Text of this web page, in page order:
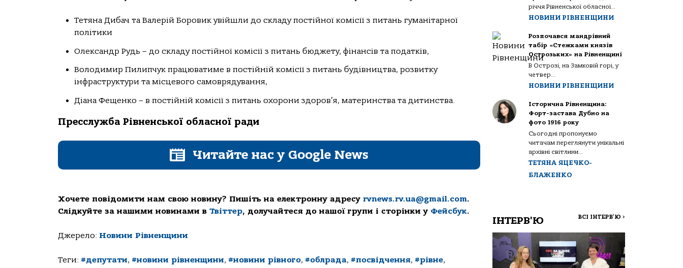
Тетяна Дибач та Валерій Боровик увійшли до складу постійної комісії з питань гуманітарної
політики
Олександр Рудь – до складу постійної комісії з питань бюджету, фінансів та податків,
Володимир Пилипчук працюватиме в постійній комісії з питань будівництва, розвитку
інфраструктури та місцевого самоврядування,
Діана Фещенко – в постійній комісії з питань охорони здоров’я, материнства та дитинства.
Пресслужба Рівненської обласної ради
Читайте нас у Google News
Хочете повідомити нам свою новину? Пишіть на електронну адресу rvnews.rv.ua@gmail.com.
Слідкуйте за нашими новинами в Твіттер, долучайтеся до нашої групи і сторінки у Фейсбук.
Джерело: Новини Рівненщини
Теги: #депутати, #новини рівненщини, #новини рівного, #облрада, #посвідчення, #рівне,
річчя Рівненської обласної...
НОВИНИ РІВНЕНЩИНИ
Розпочався мандрівний
табір «Стежками князів
Острозьких» на Рівненщині
В Острозі, на Замковій горі, у
четвер...
НОВИНИ РІВНЕНЩИНИ
Історична Рівненщина:
Форт-застава Дубно на
фото 1916 року
Сьогодні пропонуємо
читачам переглянути унікальні
архівні світлини...
ТЕТЯНА ЯЦЕЧКО-
БЛАЖЕНКО
ІНТЕРВ'Ю ВСІ ІНТЕРВ'Ю >